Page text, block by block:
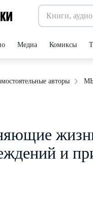
Медиа Комиксы
авторы
и